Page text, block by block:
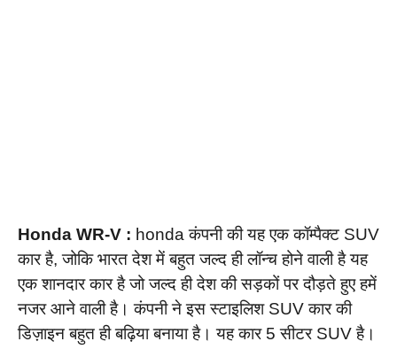
Honda WR-V : honda कंपनी की यह एक कॉम्पैक्ट SUV
कार है, जोकि भारत देश में बहुत जल्द ही लॉन्च होने वाली है यह
एक शानदार कार है जो जल्द ही देश की सड़कों पर दौड़ते हुए हमें
नजर आने वाली है। कंपनी ने इस स्टाइलिश SUV कार की
डिज़ाइन बहुत ही बढ़िया बनाया है। यह कार 5 सीटर SUV है।